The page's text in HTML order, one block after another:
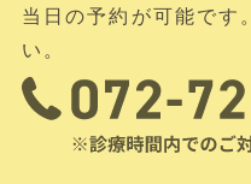
当日の予約が可能です
い。